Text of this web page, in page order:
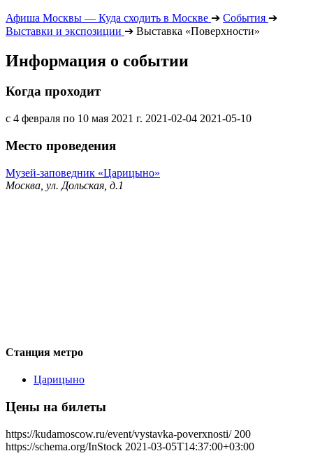
Афиша Москвы — Куда сходить в Москве ➔ События ➔
Выставки и экспозиции ➔ Выставка «Поверхности»
Информация о событии
Когда проходит
с 4 февраля по 10 мая 2021 г. 2021-02-04 2021-05-10
Место проведения
Музей-заповедник «Царицыно»
Москва, ул. Дольская, д.1
Станция метро
Царицыно
Цены на билеты
https://kudamoscow.ru/event/vystavka-poverxnosti/ 200
https://schema.org/InStock 2021-03-05T14:37:00+03:00